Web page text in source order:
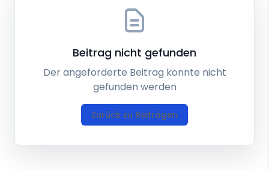
Beitrag nicht gefunden
Der angeforderte Beitrag konnte nicht
gefunden werden
Zurück zu Beiträgen